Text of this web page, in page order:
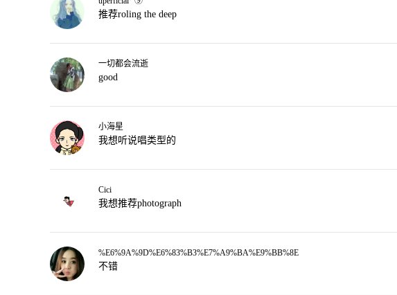
推荐roling the deep
一切都会流逝
good
小海星
我想听说唱类型的
Cici
我想推荐photograph
%E6%9A%9D%E6%83%B3%E7%A9%BA%E9%BB%8E
不错